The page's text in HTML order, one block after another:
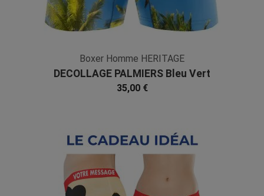
Boxer Homme HERITAGE
DECOLLAGE PALMIERS Bleu Vert
Microfibre
35,00 €